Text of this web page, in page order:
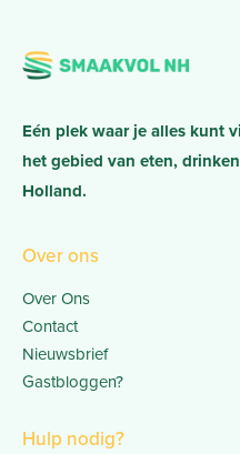
Eén plek waar je alles kunt
het gebied van eten,
Holland.
Over ons
Over Ons
Contact
Nieuwsbrief
Gastbloggen?
Hulp nodig?